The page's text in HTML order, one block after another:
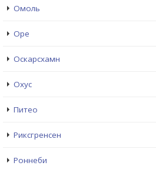
Омоль
Оре
Оскарсхамн
Охус
Питео
Риксгренсен
Роннеби